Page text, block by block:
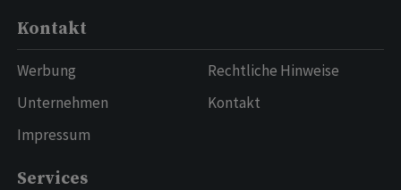
Kontakt
Werbung
Unternehmen
Impressum
Rechtliche Hinweise
Kontakt
Services